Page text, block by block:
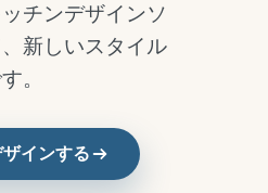
チンデザインソ
新しいスタイル
。
インする